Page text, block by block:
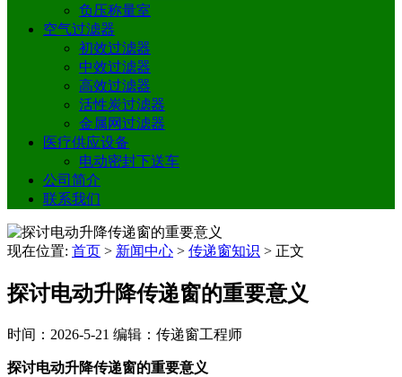
负压称量室
空气过滤器
初效过滤器
中效过滤器
高效过滤器
活性炭过滤器
金属网过滤器
医疗供应设备
电动密封下送车
公司简介
联系我们
现在位置: 首页 > 新闻中心 > 传递窗知识 > 正文
探讨电动升降传递窗的重要意义
时间：2026-5-21 编辑：传递窗工程师
探讨电动升降传递窗的重要意义